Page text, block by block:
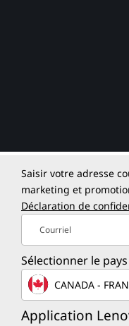
Saisir votre adresse
marketing et
Déclaration de
Courriel
Sélectionner le
CANADA -
Application